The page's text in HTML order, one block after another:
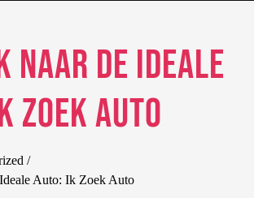
Naar de Ideale
Zoek Auto
Auto: Ik Zoek Auto